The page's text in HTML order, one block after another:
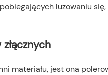
luzowaniu się,
materiału, jest ona